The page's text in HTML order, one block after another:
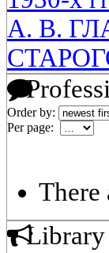
А. В.
Order by:
Per page:
There
Library